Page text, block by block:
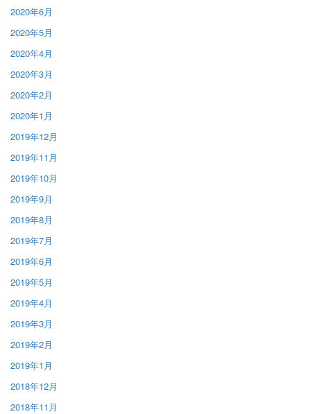
2020年6月
2020年5月
2020年4月
2020年3月
2020年2月
2020年1月
2019年12月
2019年11月
2019年10月
2019年9月
2019年8月
2019年7月
2019年6月
2019年5月
2019年4月
2019年3月
2019年2月
2019年1月
2018年12月
2018年11月